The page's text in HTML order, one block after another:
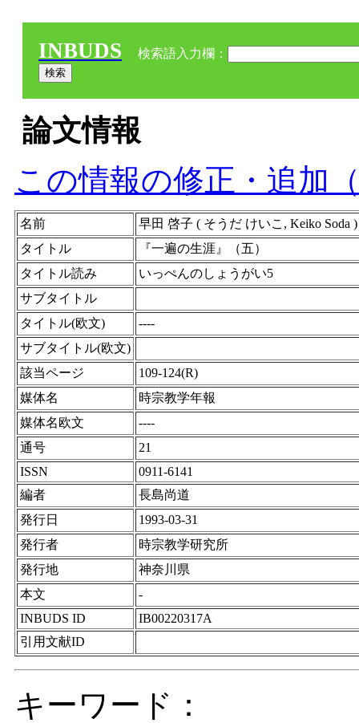
INBUDS 検索語入力欄：
論文情報
この情報の修正・追加
名前
早田 啓子 ( そうだ けいこ, Keiko Soda
タイトル
『一遍の生涯』（五）
タイトル読み
いっぺんのしょうがい5
サブタイトル
タイトル(欧文)
----
サブタイトル(欧文)
該当ページ
109-124(R)
媒体名
時宗教学年報
媒体名欧文
----
通号
21
ISSN
0911-6141
編者
長島尚道
発行日
1993-03-31
発行者
時宗教学研究所
発行地
神奈川県
本文
-
INBUDS ID
IB00220317A
引用文献ID
キーワード：